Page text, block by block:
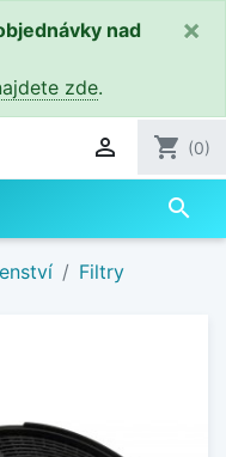
nad
zde.
×
 shopping_cart (0)
search
Filtry